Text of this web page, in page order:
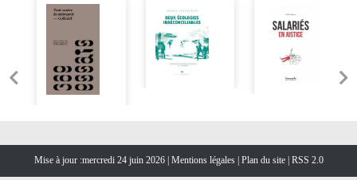
Mise à jour :mercredi 24 juin 2026 | Mentions légales | Plan du site |RSS 2.0